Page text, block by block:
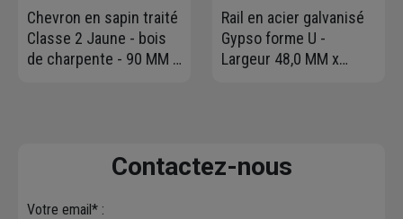
Chevron en sapin traité
Classe 2 Jaune - bois
de charpente - 90 MM x
Rail en acier galvanisé
Gypso forme U -
Largeur 48,0 MM x
Contactez-nous
Votre email* :